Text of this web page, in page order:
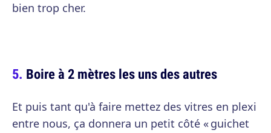
bien trop cher.
Boire à 2 mètres les uns des autres
Et puis tant qu'à faire mettez des vitres en plexi
entre nous, ça donnera un petit côté « guichet